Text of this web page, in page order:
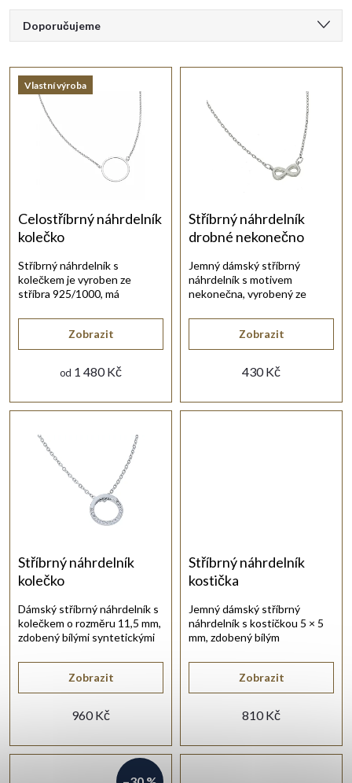
Ř
a
z
p
r
o
u
Doporučujeme
Nejdražší
Nejprodávanější
Abecedně
Vlastní výroba
Celostříbrný náhrdelník
kolečko
od 1 480 Kč
Zobrazit
Stříbrný náhrdelník s
kolečkem je vyroben ze
stříbra 925/1000, má
zapínání na karabinu.
Stříbrný náhrdelník
drobné nekonečno
430 Kč
Zobrazit
Jemný dámský stříbrný
náhrdelník s motivem
nekonečna, vyrobený ze
rhodiovanou povrchovou
Stříbrný náhrdelník
kolečko
960 Kč
Zobrazit
Dámský stříbrný náhrdelník s
kolečkem o rozměru 11,5 mm,
zdobený bílými syntetickými
925/1000 s lesklou
rhodiovanou úpravou.
Stříbrný náhrdelník
kostička
810 Kč
Zobrazit
Jemný dámský stříbrný
náhrdelník s kostičkou 5 × 5
mm, zdobený bílým
vyrobený ze stříbra 925/1000
s lesklou rhodiovanou
úpravou.